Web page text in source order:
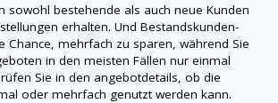
sowohl bestehende als auch neue Kunden
erhalten. Und Bestandskunden-
Chance, mehrfach zu sparen, während Sie
in den meisten Fällen nur einmal
Sie in den angebotdetails, ob die
oder mehrfach genutzt werden kann.